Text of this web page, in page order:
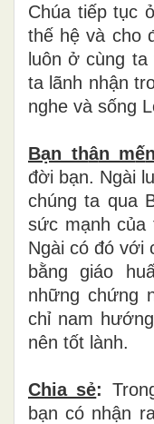
Chúa tiếp tục
thế hệ và cho
luônở cùng ta
ta lãnh nhận
nghe và sống L
Bạn thân mến
đời bạn. Ngài lu
chúng ta qua
sức mạnh của
Ngài có đó với
bằng giáo hu
những chứng
chỉnam hướ
nên tốt lành.
Chia sẻ:
bạn có nhận